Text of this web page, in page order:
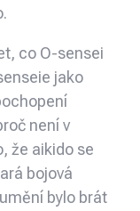
co O-sensei
jako
není v
že aikido se
bojová
bylo brát